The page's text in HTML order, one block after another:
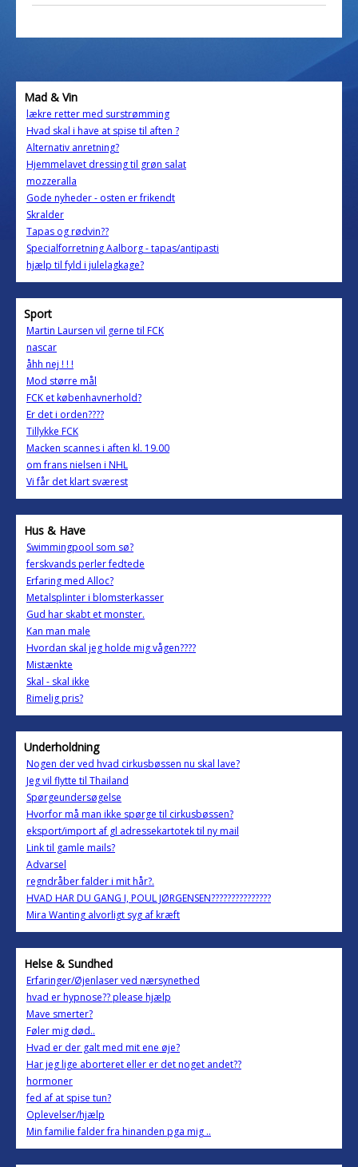
Mad & Vin
lækre retter med surstrømming
Hvad skal i have at spise til aften ?
Alternativ anretning?
Hjemmelavet dressing til grøn salat
mozzeralla
Gode nyheder - osten er frikendt
Skralder
Tapas og rødvin??
Specialforretning Aalborg - tapas/antipasti
hjælp til fyld i julelagkage?
Sport
Martin Laursen vil gerne til FCK
nascar
åhh nej ! ! !
Mod større mål
FCK et københavnerhold?
Er det i orden????
Tillykke FCK
Macken scannes i aften kl. 19.00
om frans nielsen i NHL
Vi får det klart sværest
Hus & Have
Swimmingpool som sø?
ferskvands perler fedtede
Erfaring med Alloc?
Metalsplinter i blomsterkasser
Gud har skabt et monster.
Kan man male
Hvordan skal jeg holde mig vågen????
Mistænkte
Skal - skal ikke
Rimelig pris?
Underholdning
Nogen der ved hvad cirkusbøssen nu skal lave?
Jeg vil flytte til Thailand
Spørgeundersøgelse
Hvorfor må man ikke spørge til cirkusbøssen?
eksport/import af gl adressekartotek til ny mail
Link til gamle mails?
Advarsel
regndråber falder i mit hår?.
HVAD HAR DU GANG I, POUL JØRGENSEN???????????????
Mira Wanting alvorligt syg af kræft
Helse & Sundhed
Erfaringer/Øjenlaser ved nærsynethed
hvad er hypnose?? please hjælp
Mave smerter?
Føler mig død..
Hvad er der galt med mit ene øje?
Har jeg lige aborteret eller er det noget andet??
hormoner
fed af at spise tun?
Oplevelser/hjælp
Min familie falder fra hinanden pga mig ..